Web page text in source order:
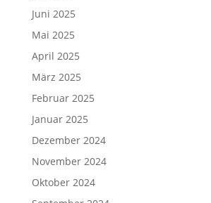
Juni 2025
Mai 2025
April 2025
März 2025
Februar 2025
Januar 2025
Dezember 2024
November 2024
Oktober 2024